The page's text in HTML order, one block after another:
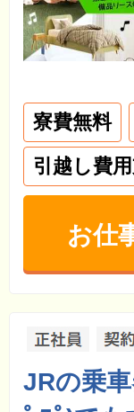
寮費無料
引越し費
お仕
JRの乗